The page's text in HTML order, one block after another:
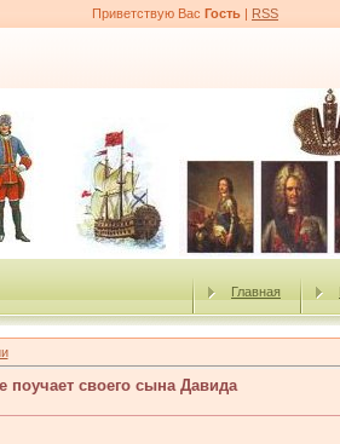
Приветствую Вас Гость | RSS
Главная
поучает своего сына Давида